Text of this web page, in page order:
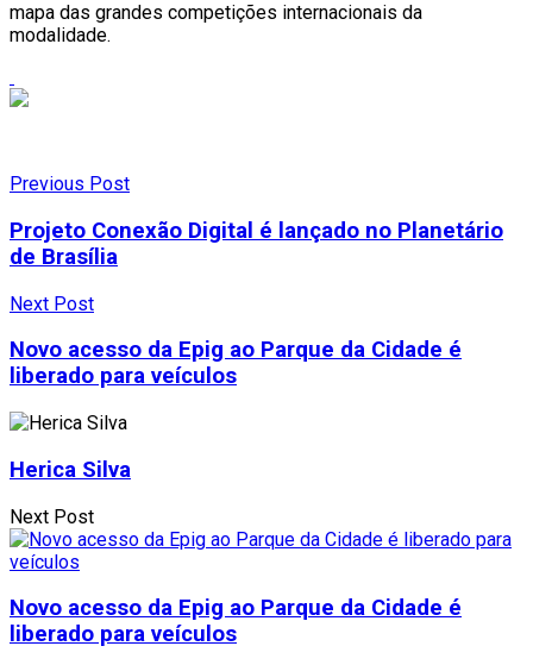
mapa das grandes competições internacionais da
modalidade.
Previous Post
Projeto Conexão Digital é lançado no Planetário
de Brasília
Next Post
Novo acesso da Epig ao Parque da Cidade é
liberado para veículos
Herica Silva
Next Post
Novo acesso da Epig ao Parque da Cidade é
liberado para veículos